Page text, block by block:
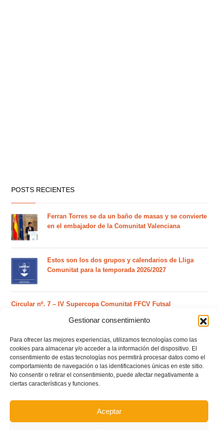
Gestionar consentimiento
Para ofrecer las mejores experiencias, utilizamos tecnologías como las
cookies para almacenar y/o acceder a la información del dispositivo. El
consentimiento de estas tecnologías nos permitirá procesar datos como el
comportamiento de navegación o las identificaciones únicas en este sitio.
No consentir o retirar el consentimiento, puede afectar negativamente a
ciertas características y funciones.
Aceptar
POSTS RECIENTES
Ferran Torres se da un baño de masas y se convierte
en el embajador de la Comunitat Valenciana
Estos son los dos grupos y calendarios de Lliga
Comunitat para la temporada 2026/2027
Circular nº. 7 – IV Supercopa Comunitat FFCV Futsal
Este es el grupo VI y calendario de Tercera
Federación RFEF para la temporada 2026/2027
Este es el grupo de la Lliga Autonòmica Juvenil de
fútbol sala de la temporada 2026/2027